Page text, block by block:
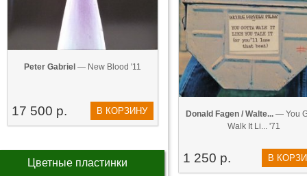
Peter Gabriel — New Blood '11
17 500 р. В КОРЗИНУ
Цветные пластинки
Donald Fagen / Walte... — You
Walk It Li... '71
1 250 р. В